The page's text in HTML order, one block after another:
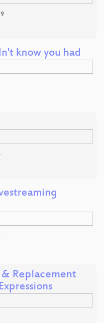
know you had
& Replacement